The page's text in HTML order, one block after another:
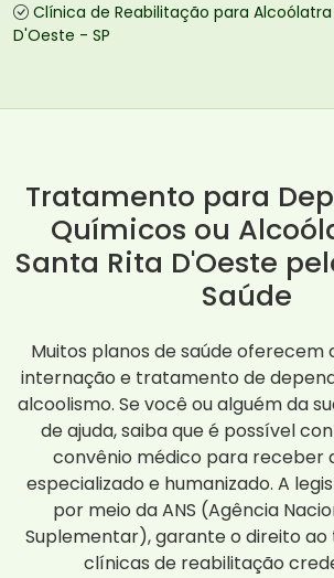
Clínica de Reabilitação para
D'Oeste - SP
Tratamento para
Químicos ou
Santa Rita D'Oeste
Saúde
Muitos planos de saúde
internação e tratamento de
alcoolismo. Se você ou alguém da
de ajuda, saiba que é possível
convênio médico para receber
especializado e humanizado. A
por meio da ANS (Agência
Suplementar), garante o direito
clínicas de reabilitação